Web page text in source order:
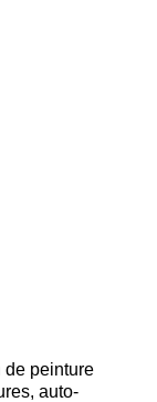
de peinture
auto-